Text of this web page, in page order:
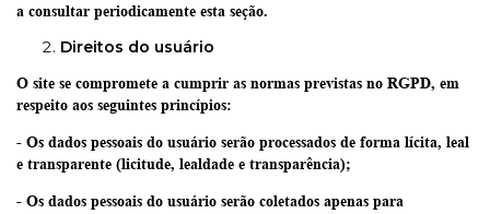
a consultar periodicamente esta seção.
Direitos do usuário
O site se compromete a cumprir as normas previstas no RGPD, em
respeito aos seguintes princípios:
- Os dados pessoais do usuário serão processados de forma lícita, leal
e transparente (licitude, lealdade e transparência);
- Os dados pessoais do usuário serão coletados apenas para